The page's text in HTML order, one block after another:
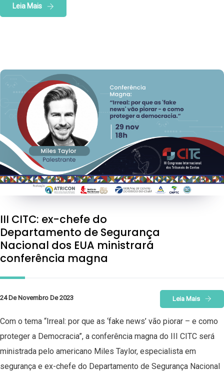
Leia Mais
III CITC: ex-chefe do
Departamento de Segurança
Nacional dos EUA ministrará
conferência magna
24 De Novembro De 2023 Leia Mais
Com o tema “Irreal: por que as ‘fake news’ vão piorar – e como
proteger a Democracia”, a conferência magna do III CITC será
ministrada pelo americano Miles Taylor, especialista em
segurança e ex-chefe do Departamento de Segurança Nacional